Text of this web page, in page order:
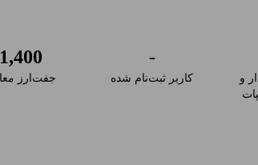
-
کاربر ثبت‌نام شده
1,400+
جفت‌ارز معاملاتی